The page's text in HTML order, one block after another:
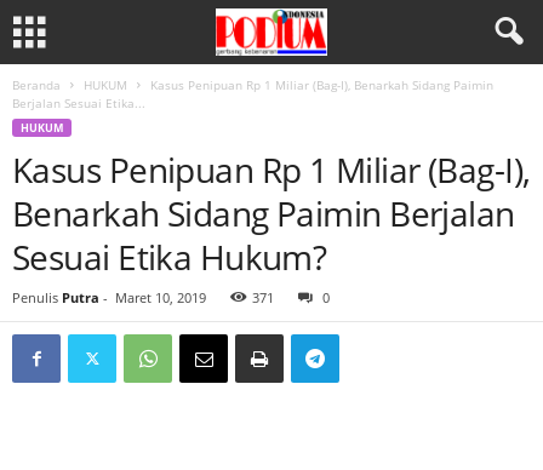
Beranda HUKUM
Kasus Penipuan Rp 1 Miliar (Bag-I), Benarkah Sidang Paimin
Berjalan Sesuai Etika...
HUKUM
Kasus Penipuan Rp 1 Miliar (Bag-I),
Benarkah Sidang Paimin Berjalan
Sesuai Etika Hukum?
Penulis Putra - Maret 10, 2019 371 0